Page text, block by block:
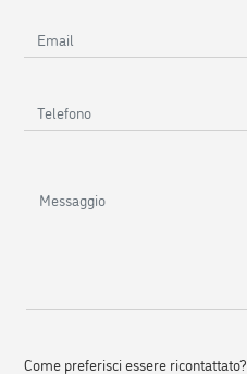
Email
Telefono
Messaggio
Come preferisci essere ricontattato?